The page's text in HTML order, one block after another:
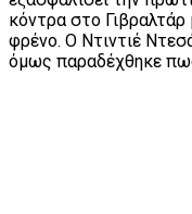
κόντρα στο Γιβραλτάρ
φρένο. Ο Ντιντιέ
όμως παραδέχθηκε